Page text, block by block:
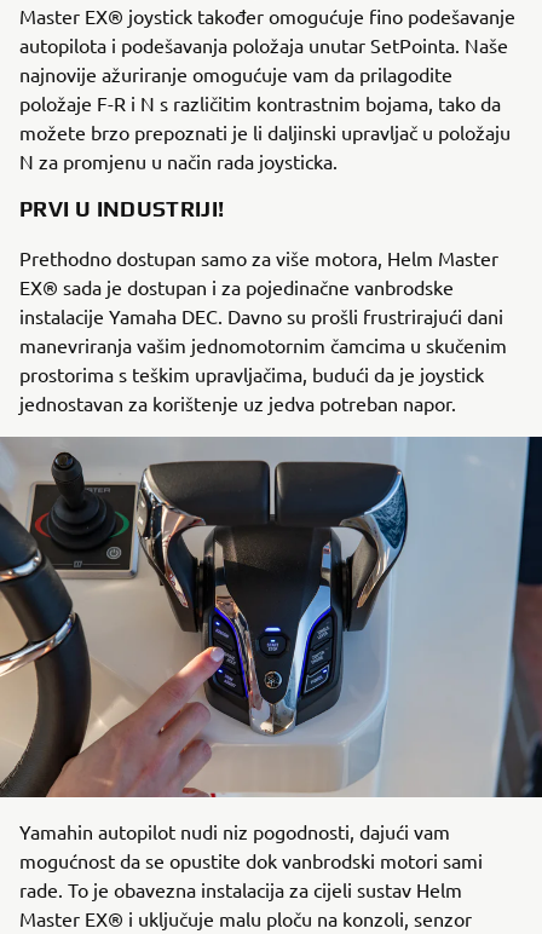
Master EX® joystick također omogućuje fino podešavanje
autopilota i podešavanja položaja unutar SetPointa. Naše
najnovije ažuriranje omogućuje vam da prilagodite
položaje F-R i N s različitim kontrastnim bojama, tako da
možete brzo prepoznati je li daljinski upravljač u položaju
N za promjenu u način rada joysticka.
PRVI U INDUSTRIJI!
Prethodno dostupan samo za više motora, Helm Master
EX® sada je dostupan i za pojedinačne vanbrodske
instalacije Yamaha DEC. Davno su prošli frustrirajući dani
manevriranja vašim jednomotornim čamcima u skučenim
prostorima s teškim upravljačima, budući da je joystick
jednostavan za korištenje uz jedva potreban napor.
Yamahin autopilot nudi niz pogodnosti, dajući vam
mogućnost da se opustite dok vanbrodski motori sami
rade. To je obavezna instalacija za cijeli sustav Helm
Master EX® i uključuje malu ploču na konzoli, senzor